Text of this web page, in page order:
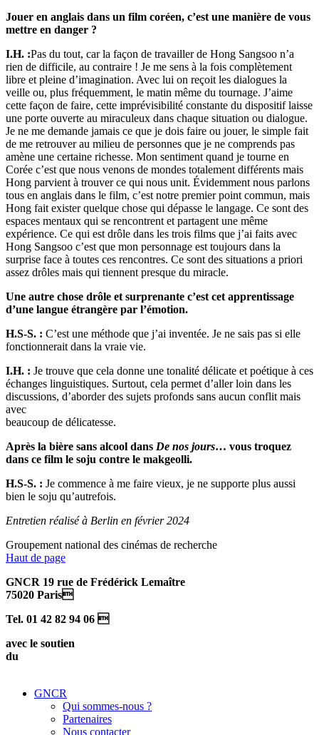
Jouer en anglais dans un film coréen, c’est une manière de vous
mettre en danger ?
I.H. :Pas du tout, car la façon de travailler de Hong Sangsoo n’a
rien de difficile, au contraire ! Je me sens à la fois complètement
libre et pleine d’imagination. Avec lui on reçoit les dialogues la
veille ou, plus fréquemment, le matin même du tournage. J’aime
cette façon de faire, cette imprévisibilité constante du dispositif laisse
une porte ouverte au miraculeux dans chaque situation ou dialogue.
Je ne me demande jamais ce que je dois faire ou jouer, le simple fait
de me retrouver au milieu de personnes que je ne comprends pas
amène une certaine richesse. Mon sentiment quand je tourne en
Corée c’est que nous venons de mondes totalement différents mais
Hong parvient à trouver ce qui nous unit. Évidemment nous parlons
tous en anglais dans le film, c’est notre premier point commun, mais
Hong fait exister quelque chose qui dépasse le langage. Ce sont des
espaces mentaux qui se rencontrent et partagent une même
expérience. Ce qui est drôle dans les trois films que j’ai faits avec
Hong Sangsoo c’est que mon personnage est toujours dans la
surprise face à toutes ces rencontres. Ce sont des situations a priori
assez drôles mais qui tiennent presque du miracle.
Une autre chose drôle et surprenante c’est cet apprentissage
d’une langue étrangère par l’émotion.
H.S-S. : C’est une méthode que j’ai inventée. Je ne sais pas si elle
fonctionnerait dans la vraie vie.
I.H. : Je trouve que cela donne une tonalité délicate et poétique à ces
échanges linguistiques. Surtout, cela permet d’aller loin dans les
discussions, d’aborder des sujets profonds sans aucun conflit mais
avec
beaucoup de délicatesse.
Après la bière sans alcool dans De nos jours… vous troquez
dans ce film le soju contre le makgeolli.
H.S-S. : Je commence à me faire vieux, je ne supporte plus aussi
bien le soju qu’autrefois.
Entretien réalisé à Berlin en février 2024
Groupement national des cinémas de recherche
Haut de page
GNCR 19 rue de Frédérick Lemaître
75020 Paris
Tel. 01 42 82 94 06 
avec le soutien
du
GNCR
Qui sommes-nous ?
Partenaires
Nous contacter